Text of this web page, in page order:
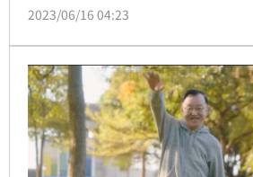
「奶」，而是「全穀雜糧類」，小
2023/06/16 04:23